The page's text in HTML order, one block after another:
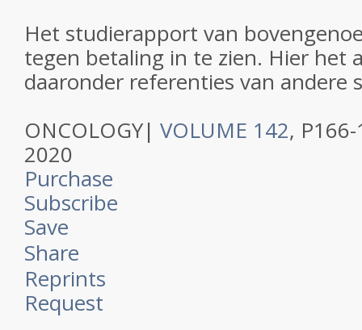
Het studierapport van
tegen betaling in te zien. Hier het
daaronder referenties van andere
ONCOLOGY| VOLUME 142,
2020
Purchase
Subscribe
Save
Share
Reprints
Request